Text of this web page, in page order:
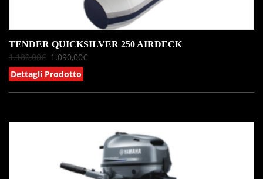
TENDER QUICKSILVER 250 AIRDECK
1.180,00€ 1.090,00€
Dettagli Prodotto